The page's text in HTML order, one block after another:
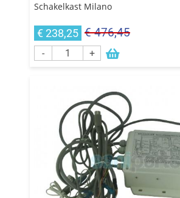
Schakelkast Milano
€ 238,25 € 476,45
- +